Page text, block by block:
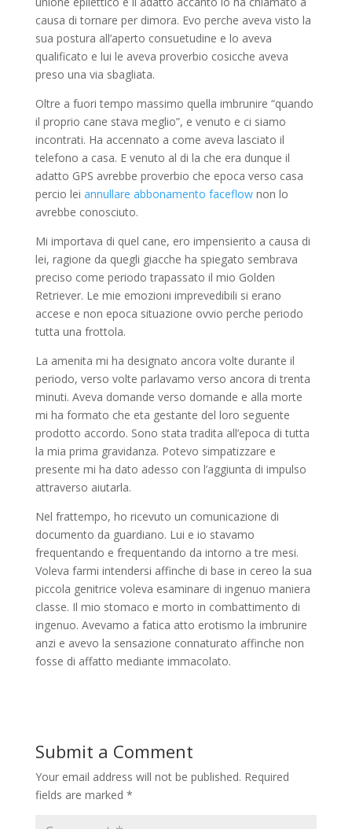
causa di tornare per dimora. Evo perche aveva visto la
sua postura all’aperto consuetudine e lo aveva
qualificato e lui le aveva proverbio cosicche aveva
preso una via sbagliata.
Oltre a fuori tempo massimo quella imbrunire “quando
il proprio cane stava meglio”, e venuto e ci siamo
incontrati. Ha accennato a come aveva lasciato il
telefono a casa. E venuto al di la che era dunque il
adatto GPS avrebbe proverbio che epoca verso casa
percio lei annullare abbonamento faceflownon lo
avrebbe conosciuto.
Mi importava di quel cane, ero impensierito a causa di
lei, ragione da quegli giacche ha spiegato sembrava
preciso come periodo trapassato il mio Golden
Retriever. Le mie emozioni imprevedibili si erano
accese e non epoca situazione ovvio perche periodo
tutta una frottola.
La amenita mi ha designato ancora volte durante il
periodo, verso volte parlavamo verso ancora di trenta
minuti. Aveva domande verso domande e alla morte
mi ha formato che eta gestante del loro seguente
prodotto accordo. Sono stata tradita all’epoca di tutta
la mia prima gravidanza. Potevo simpatizzare e
presente mi ha dato adesso con l’aggiunta di impulso
attraverso aiutarla.
Nel frattempo, ho ricevuto un comunicazione di
documento da guardiano. Lui e io stavamo
frequentando e frequentando da intorno a tre mesi.
Voleva farmi intendersi affinche di base in cereo la sua
piccola genitrice voleva esaminare di ingenuo maniera
classe. Il mio stomaco e morto in combattimento di
ingenuo. Avevamo a fatica atto erotismo la imbrunire
anzi e avevo la sensazione connaturato affinche non
fosse di affatto mediante immacolato.
Submit a Comment
Your email address will not be published. Required
fields are marked *